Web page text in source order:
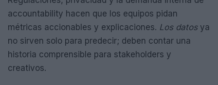
accountability hacen que los equipos pidan
métricas accionables y explicaciones. Los datosya
no sirven solo para predecir; deben contar una
historia comprensible para stakeholders y
creativos.